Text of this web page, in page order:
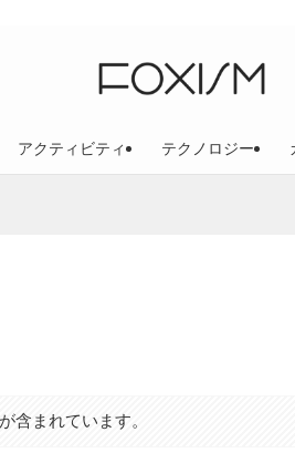
アクティビティ テクノロジー
含まれています。